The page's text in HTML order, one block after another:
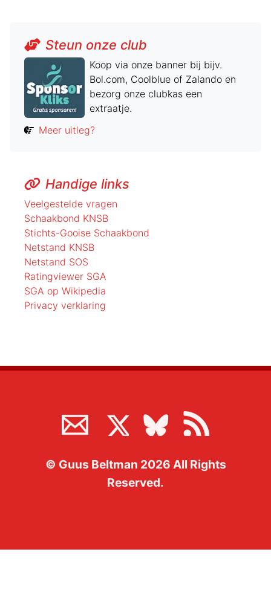
Steun onze club
Koop via onze banner bij bijv.
Bol.com, Coolblue of Zalando en
bezorg onze clubkas een
extraatje.
Meer uitleg?
Handige links
Veelgestelde vragen
Schaakbond KNSB
Stichts-Gooise Schaakbond
Netstand KNSB
Netstand SOS
Ratingviewer SGA
SGA op Wikipedia
Privacy verklaring
© Guus Beltman 2026 All Rights
Reserved.